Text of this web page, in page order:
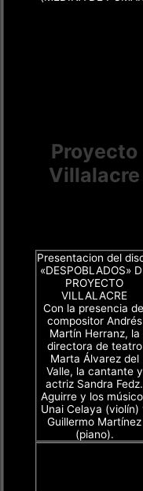
Proyecto
Villalacre
Presentacion del
«DESPOBLADOS»
PROYECTO
VILLALACRE
Con la presencia
compositor Andrés
Martín Herranz, la
directora de teatro
Marta Álvarez del
Valle, la cantante y
actriz Sandra Fedz.
Aguirre y los
Unai Celaya (violín)
Guillermo Martínez
(piano).